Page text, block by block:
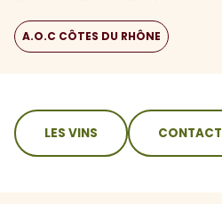
A.O.C CÔTES DU RHÔNE
sommaire
LES VINS CONTACT